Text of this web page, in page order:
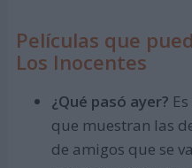
Películas que
Los Inocentes
¿Qué pasó ayer?
que muestran las
de amigos que se